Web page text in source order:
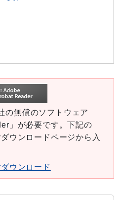
の無償のソフトウェア
」が必要です。下記の
ウンロードページから入
ウンロード